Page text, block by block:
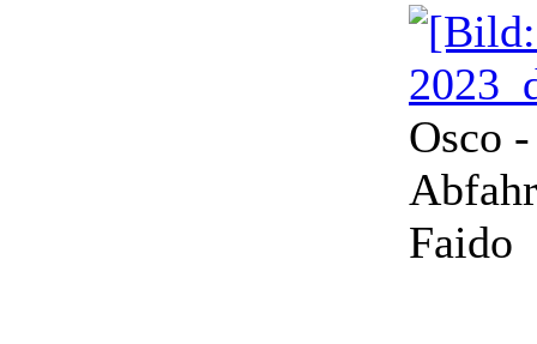
Osco
Faido